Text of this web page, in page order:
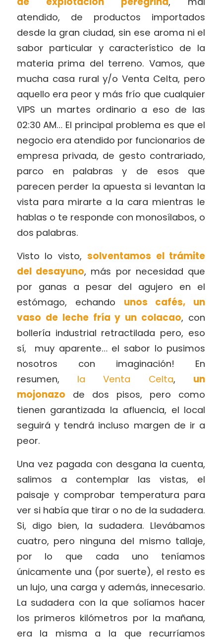
atendido, de productos importados
desde la gran ciudad, sin ese aroma ni el
sabor particular y característico de la
materia prima del terreno. Vamos, que
mucha casa rural y/o Venta Celta, pero
aquello era peor y más frío que cualquier
VIPS un martes ordinario a eso de las
02:30 AM… El principal problema es que el
negocio era atendido por funcionarios de
empresa privada, de gesto contrariado,
parco en palabras y de esos que
parecen perder la apuesta si levantan la
vista para mirarte a la cara mientras le
hablas o te responde con monosílabos, o
dos palabras.
Visto lo visto, solventamos el trámite
del desayuno, más por necesidad que
por ganas a pesar del agujero en el
estómago, echando unos cafés, un
vaso de leche fría y un colacao, con
bollería industrial retractilada pero, eso
sí, muy aparente… el sabor lo pusimos
nosotros con imaginación! En
resumen, la Venta Celta, un
mojonazo de dos pisos, pero como
tienen garantizada la afluencia, el local
seguirá y tendrá incluso margen de ir a
peor.
Una vez pagada con desgana la cuenta,
salimos a contemplar las vistas, el
paisaje y comprobar temperatura para
ver si había que tirar o no de la sudadera.
Si, digo bien, la sudadera. Llevábamos
cuatro, pero ninguna del mismo tallaje,
por lo que cada uno teníamos
únicamente una (por suerte), el resto es
un lujo, una carga y además, innecesario.
La sudadera con la que solíamos hacer
los primeros kilómetros por la mañana,
era la misma a la que recurríamos